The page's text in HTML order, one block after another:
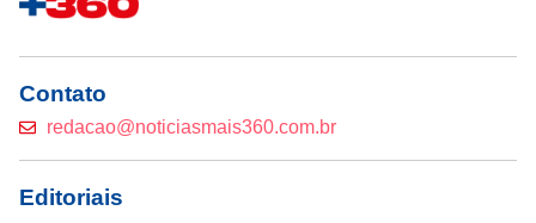
Contato
redacao@noticiasmais360.com.br
Editoriais